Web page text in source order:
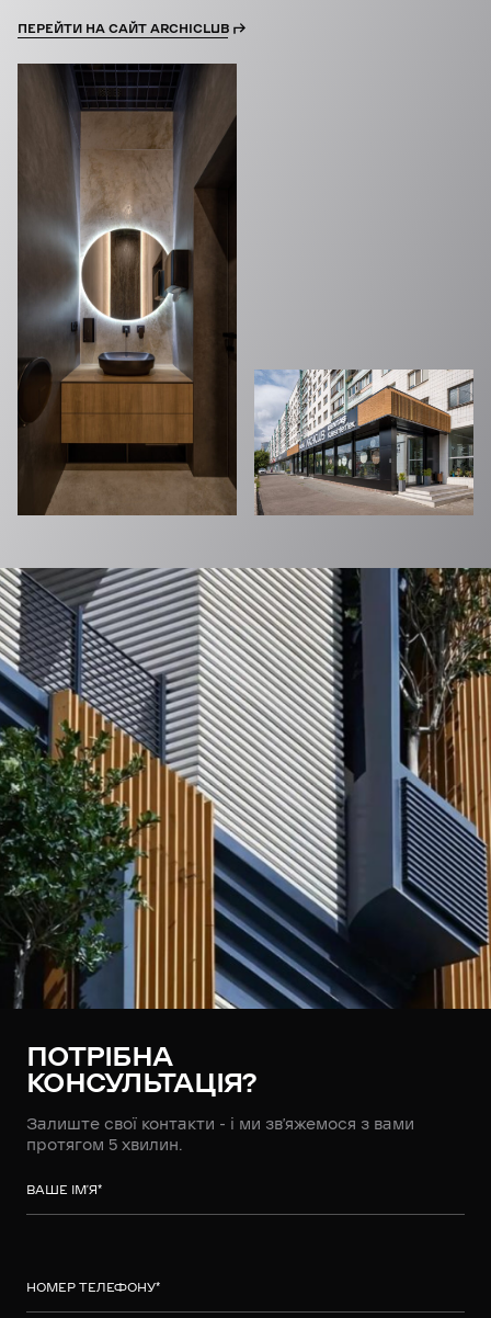
ПЕРЕЙТИ НА САЙТ ARCHICLUB
ПОТРІБНА
КОНСУЛЬТАЦІЯ?
Залиште свої контакти - і ми зв’яжемося з вами
протягом 5 хвилин.
ВАШЕ ІМ’Я*
НОМЕР ТЕЛЕФОНУ*